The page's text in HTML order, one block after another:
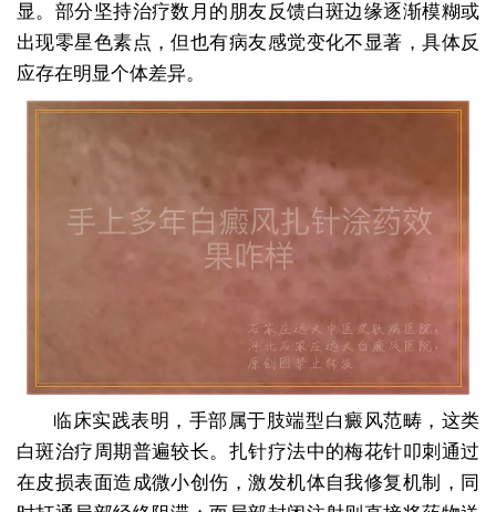
显。部分坚持治疗数月的朋友反馈白斑边缘逐渐模糊或
出现零星色素点，但也有病友感觉变化不显著，具体反
应存在明显个体差异。
临床实践表明，手部属于肢端型白癜风范畴，这类
白斑治疗周期普遍较长。扎针疗法中的梅花针叩刺通过
在皮损表面造成微小创伤，激发机体自我修复机制，同